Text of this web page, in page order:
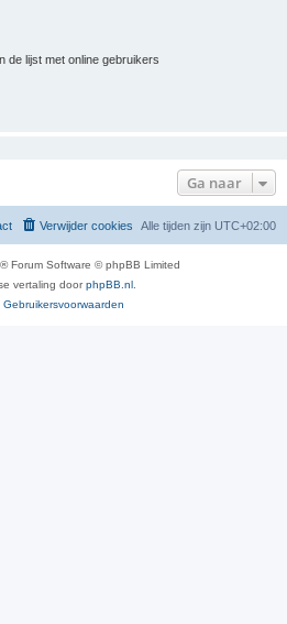
de lijst met online gebruikers
Ga naar
Alle tijden zijn UTC+02:00
Verwijder cookies
® Forum Software © phpBB Limited
vertaling doorphpBB.nl
Gebruikersvoorwaarden